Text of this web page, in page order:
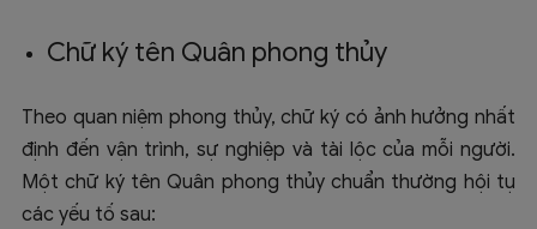
Chữ ký tên Quân phong thủy
Theo quan niệm phong thủy, chữ ký có ảnh hưởng nhất
định đến vận trình, sự nghiệp và tài lộc của mỗi người.
Một chữ ký tên Quân phong thủy chuẩn thường hội tụ
các yếu tố sau: